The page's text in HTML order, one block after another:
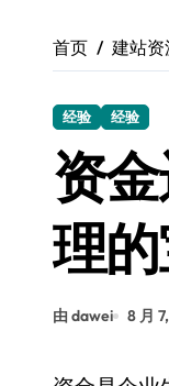
首页 建站资
经验 经验
资
理
由 dawei 8 月